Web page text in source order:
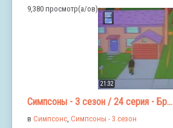
9,380 просмотр(а/ов)
21:32
Симпсоны - 3 сезон / 24 серия - Бр...
в Симпсонс, Симпсоны - 3 сезон